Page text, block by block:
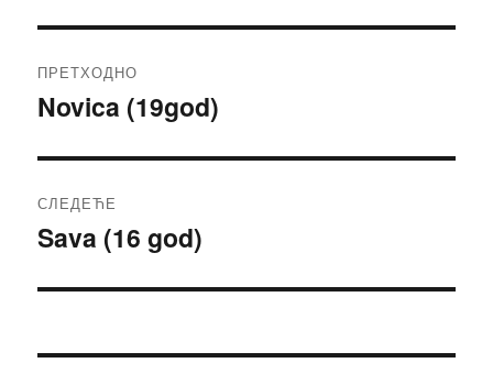
чланка
ПРЕТХОДНО
Претходни
Novica (19god)
СЛЕДЕЋЕ
Следећи
Sava (16 god)